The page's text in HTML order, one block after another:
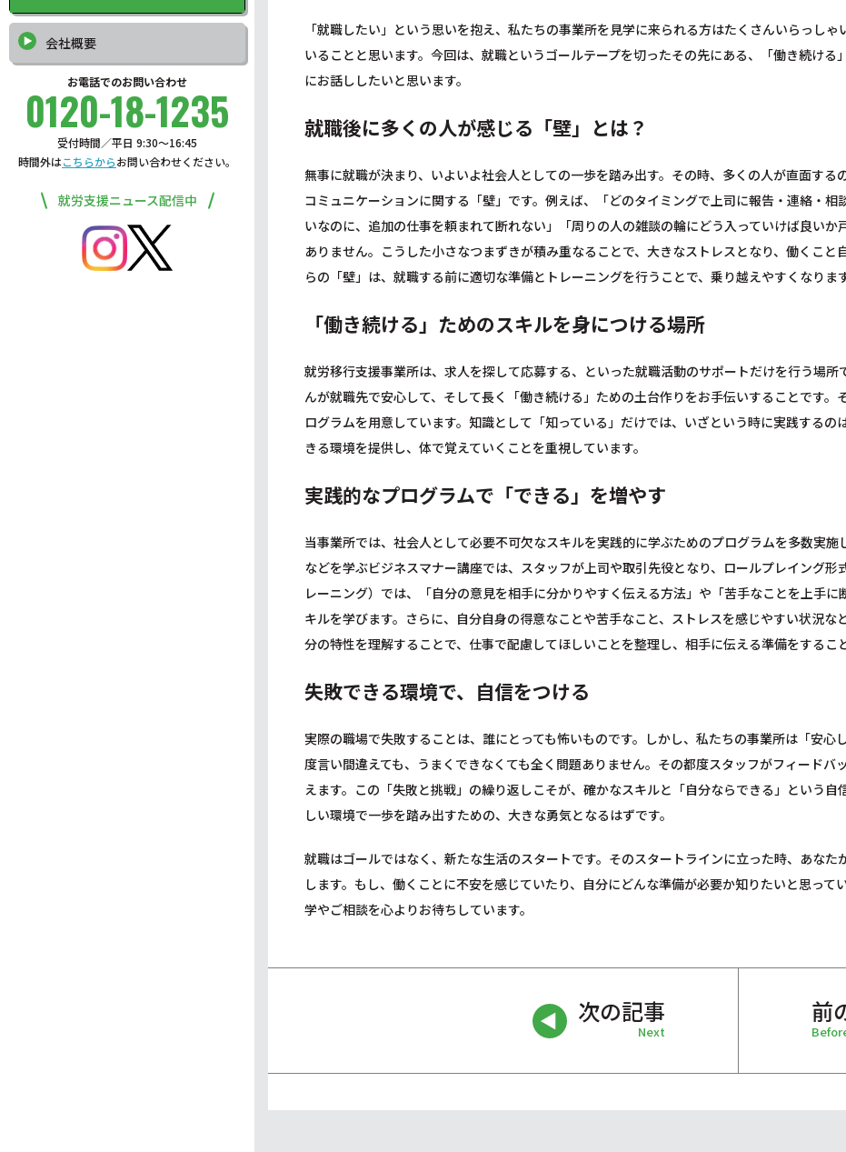
会社概要
お電話でのお問い合わせ
0120-18-1235
受付時間／平日 9:30〜16:45
時間外はこちらからお問い合わせください。
就労支援ニュース配信中
「就職したい」という思いを抱え、私たちの事業所を見学に来られる方はたくさんいらっし
いることと思います。今回は、就職というゴールテープを切ったその先にある、「働き続け
にお話ししたいと思います。
就職後に多くの人が感じる「壁」とは？
無事に就職が決まり、いよいよ社会人としての一歩を踏み出す。その時、多くの人が直面す
コミュニケーションに関する「壁」です。例えば、「どのタイミングで上司に報告・連絡・
いなのに、追加の仕事を頼まれて断れない」「周りの人の雑談の輪にどう入っていけば良い
ありません。こうした小さなつまずきが積み重なることで、大きなストレスとなり、働くこ
らの「壁」は、就職する前に適切な準備とトレーニングを行うことで、乗り越えやすくなります
「働き続ける」ためのスキルを身につける場所
就労移行支援事業所は、求人を探して応募する、といった就職活動のサポートだけを行う場
んが就職先で安心して、そして長く「働き続ける」ための土台作りをお手伝いすることです
ログラムを用意しています。知識として「知っている」だけでは、いざという時に実践する
きる環境を提供し、体で覚えていくことを重視しています。
実践的なプログラムで「できる」を増やす
当事業所では、社会人として必要不可欠なスキルを実践的に学ぶためのプログラムを多数実
などを学ぶビジネスマナー講座では、スタッフが上司や取引先役となり、ロールプレイング
レーニング）では、「自分の意見を相手に分かりやすく伝える方法」や「苦手なことを上手
キルを学びます。さらに、自分自身の得意なことや苦手なこと、ストレスを感じやすい状況
分の特性を理解することで、仕事で配慮してほしいことを整理し、相手に伝える準備をするこ
失敗できる環境で、自信をつける
実際の職場で失敗することは、誰にとっても怖いものです。しかし、私たちの事業所は「安
度言い間違えても、うまくできなくても全く問題ありません。その都度スタッフがフィード
えます。この「失敗と挑戦」の繰り返しこそが、確かなスキルと「自分ならできる」という
しい環境で一歩を踏み出すための、大きな勇気となるはずです。
就職はゴールではなく、新たな生活のスタートです。そのスタートラインに立った時、あな
します。もし、働くことに不安を感じていたり、自分にどんな準備が必要か知りたいと思っ
学やご相談を心よりお待ちしています。
次の記事
Next
前